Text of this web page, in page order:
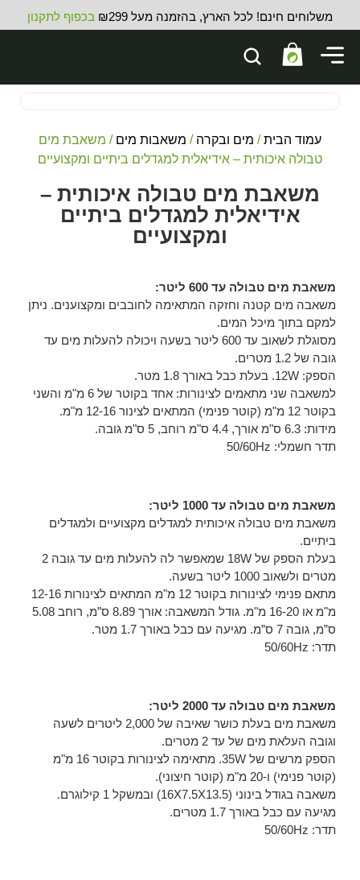
משלוחים חינם! לכל הארץ, בהזמנה מעל ₪299 בכפוף לתקנון
עמוד הבית/ מים ובקרה / משאבות מים / משאבת מים
טבולה איכותית – אידיאלית למגדלים ביתיים ומקצועיים
משאבת מים טבולה איכותית –
אידיאלית למגדלים ביתיים
ומקצועיים
משאבת מים טבולה עד 600 ליטר:
משאבה מים קטנה וחזקה המתאימה לחובבים ומקצוענים. ניתן
למקם בתוך מיכל המים.
מסוגלת לשאוב עד 600 ליטר בשעה ויכולה להעלות מים עד
גובה של 1.2 מטרים.
הספק: 12W. בעלת כבל באורך 1.8 מטר.
למשאבה שני מתאמים לצינורות: אחד בקוטר של 6 מ"מ והשני
בקוטר 12 מ"מ (קוטר פנימי) המתאים לצינור 12-16 מ"מ.
מידות: 6.3 ס"מ אורך, 4.4 ס"מ רוחב, 5 ס"מ גובה.
תדר חשמלי: 50/60Hz
משאבת מים טבולה עד 1000 ליטר:
משאבת מים טבולה איכותית למגדלים מקצועיים ולמגדלים
ביתיים.
בעלת הספק של 18W שמאפשר לה להעלות מים עד גובה 2
מטרים ולשאוב 1000 ליטר בשעה.
מתאם פנימי לצינורות בקוטר 12 מ"מ המתאים לצינורות 12-16
מ"מ או 16-20 מ"מ. גודל המשאבה: אורך 8.89 ס”מ, רוחב 5.08
ס”מ, גובה 7 ס”מ. מגיעה עם כבל באורך 1.7 מטר.
תדר: 50/60Hz
משאבת מים טבולה עד 2000 ליטר:
משאבת מים בעלת כושר שאיבה של 2,000 ליטרים לשעה
וגובה העלאת מים של עד 2 מטרים.
הספק מרשים של 35W. מתאימה לצינורות בקוטר 16 מ"מ
(קוטר פנימי) ו-20 מ"מ (קוטר חיצוני).
משאבה בגודל בינוני (16X7.5X13.5) ובמשקל 1 קילוגרם.
מגיעה עם כבל באורך 1.7 מטרים.
תדר: 50/60Hz